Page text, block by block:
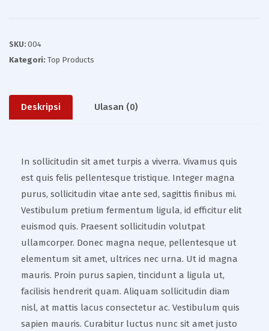
SKU: 004
Kategori: Top Products
Deskripsi Ulasan (0)
In sollicitudin sit amet turpis a viverra. Vivamus quis
est quis felis pellentesque tristique. Integer magna
purus, sollicitudin vitae ante sed, sagittis finibus mi.
Vestibulum pretium fermentum ligula, id efficitur elit
euismod quis. Praesent sollicitudin volutpat
ullamcorper. Donec magna neque, pellentesque ut
elementum sit amet, ultrices nec urna. Ut id magna
mauris. Proin purus sapien, tincidunt a ligula ut,
facilisis hendrerit quam. Aliquam sollicitudin diam
nisl, at mattis lacus consectetur ac. Vestibulum quis
sapien mauris. Curabitur luctus nunc sit amet justo